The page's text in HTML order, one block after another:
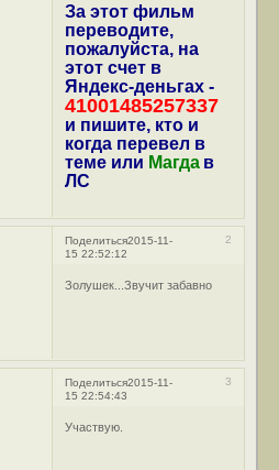
За этот фильм
переводите,
пожалуйста, на
этот счет в
Яндекс-деньгах -
41001485257337
и пишите, кто и
когда перевел в
теме или Магда в
ЛС
Поделиться 2
2015-11-
15 22:52:12
Золушек...Звучит забавно
Поделиться 3
2015-11-
15 22:54:43
Участвую.